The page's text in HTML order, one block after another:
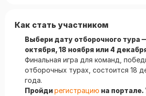
Как стать участником
Выбери дату отборочного тура
октября, 18 ноября или 4
Финальная игра для команд,
отборочных турах, состоится 18
года.
Пройдирегистрацию на портале.